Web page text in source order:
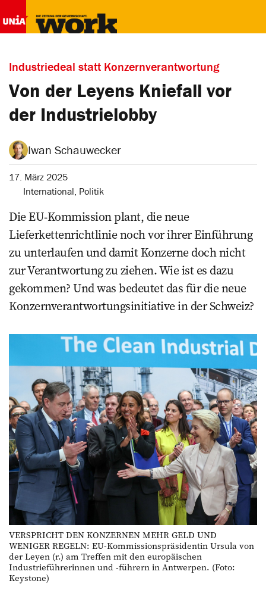
Industriedeal statt Konzernverantwortung
Von der Leyens Kniefall vor
der Industrielobby
Iwan Schauwecker
17. März 2025
International, Politik
Die EU-Kommission plant, die neue
Lieferkettenrichtlinie noch vor ihrer Einführung
zu unterlaufen und damit Konzerne doch nicht
zur Verantwortung zu ziehen. Wie ist es dazu
gekommen? Und was bedeutet das für die neue
Konzernverantwortungsinitiative in der Schweiz?
VERSPRICHT DEN KONZERNEN MEHR GELD UND
WENIGER REGELN: EU-Kommissionspräsidentin Ursula von
der Leyen (r.) am Treffen mit den europäischen
Industrieführerinnen und -führern in Antwerpen. (Foto:
Keystone)